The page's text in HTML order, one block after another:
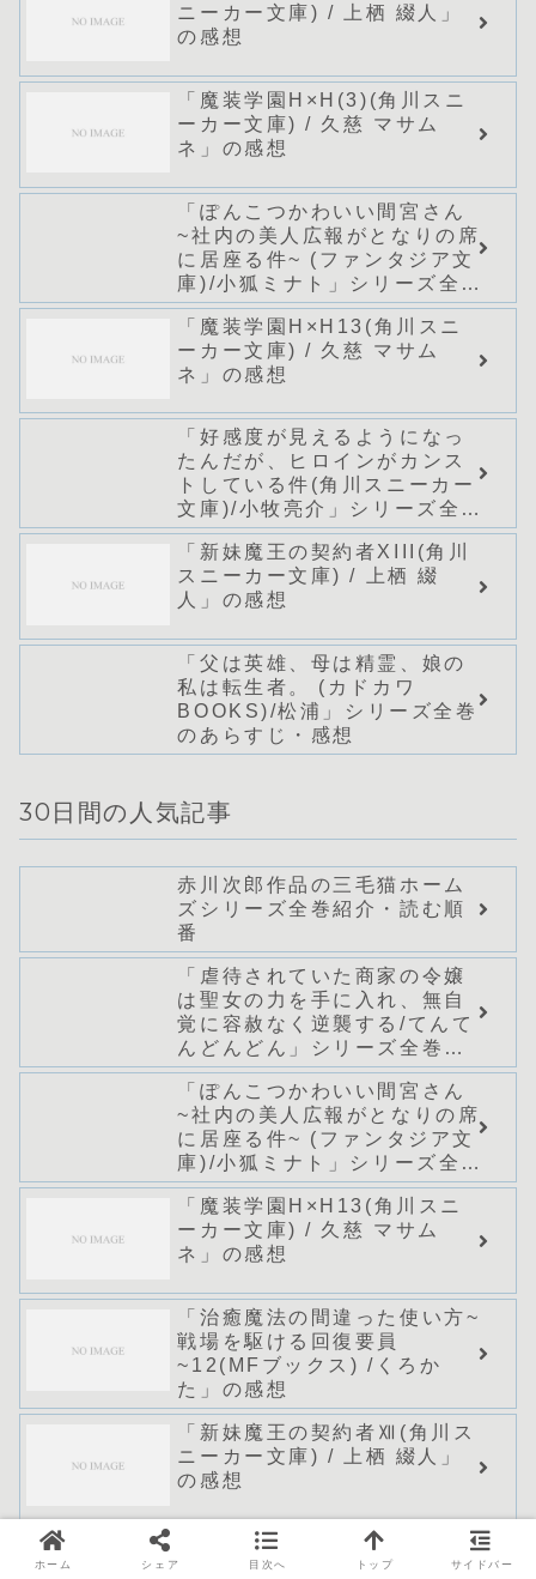
ニーカー文庫) / 上栖 綴人」
の感想
「魔装学園H×H(3)(角川スニ
ーカー文庫) / 久慈 マサム
ネ」の感想
「ぽんこつかわいい間宮さん
~社内の美人広報がとなりの席
に居座る件~ (ファンタジア文
庫)/小狐ミナト」シリーズ全巻
のあらすじ・感想
「魔装学園H×H13(角川スニ
ーカー文庫) / 久慈 マサム
ネ」の感想
「好感度が見えるようになっ
たんだが、ヒロインがカンス
トしている件(角川スニーカー
文庫)/小牧亮介」シリーズ全巻
のあらすじ・感想
「新妹魔王の契約者XIII(角川
スニーカー文庫) / 上栖 綴
人」の感想
「父は英雄、母は精霊、娘の
私は転生者。 (カドカワ
BOOKS)/松浦」シリーズ全巻
のあらすじ・感想
30日間の人気記事
赤川次郎作品の三毛猫ホーム
ズシリーズ全巻紹介・読む順
番
「虐待されていた商家の令嬢
は聖女の力を手に入れ、無自
覚に容赦なく逆襲する/てんて
んどんどん」シリーズ全巻の
あらすじ・感想
「ぽんこつかわいい間宮さん
~社内の美人広報がとなりの席
に居座る件~ (ファンタジア文
庫)/小狐ミナト」シリーズ全巻
のあらすじ・感想
「魔装学園H×H13(角川スニ
ーカー文庫) / 久慈 マサム
ネ」の感想
「治癒魔法の間違った使い方~
戦場を駆ける回復要員
~12(MFブックス) /くろか
た」の感想
「新妹魔王の契約者Ⅻ(角川ス
ニーカー文庫) / 上栖 綴人」
の感想
今、気になっているゲーム
ホーム シェア 目次へ トップ サイドバー